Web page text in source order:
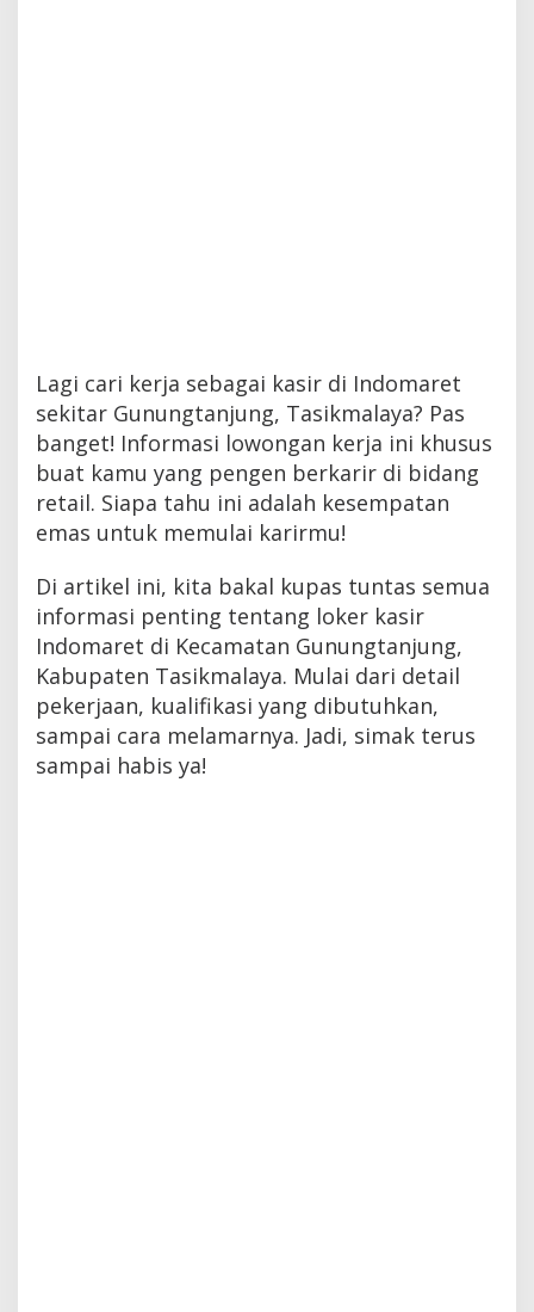
Lagi cari kerja sebagai kasir di Indomaret
sekitar Gunungtanjung, Tasikmalaya? Pas
banget! Informasi lowongan kerja ini khusus
buat kamu yang pengen berkarir di bidang
retail. Siapa tahu ini adalah kesempatan
emas untuk memulai karirmu!
Di artikel ini, kita bakal kupas tuntas semua
informasi penting tentang loker kasir
Indomaret di Kecamatan Gunungtanjung,
Kabupaten Tasikmalaya. Mulai dari detail
pekerjaan, kualifikasi yang dibutuhkan,
sampai cara melamarnya. Jadi, simak terus
sampai habis ya!